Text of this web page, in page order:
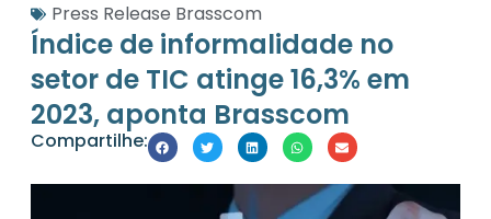
Press Release Brasscom
Índice de informalidade no
setor de TIC atinge 16,3% em
2023, aponta Brasscom
Compartilhe: